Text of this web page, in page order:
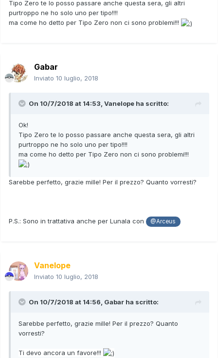
Tipo Zero te lo posso passare anche questa sera, gli altri
purtroppo ne ho solo uno per tipo!!!!
ma come ho detto per Tipo Zero non ci sono problemi!!!
Gabar
Inviato 10 luglio, 2018
On 10/7/2018 at 14:53, Vanelope ha scritto:
Ok!
Tipo Zero te lo posso passare anche questa sera, gli altri
purtroppo ne ho solo uno per tipo!!!!
ma come ho detto per Tipo Zero non ci sono problemi!!!
Sarebbe perfetto, grazie mille! Per il prezzo? Quanto vorresti?
P.S.: Sono in trattativa anche per Lunala con @Arceus
Vanelope
Inviato 10 luglio, 2018
On 10/7/2018 at 14:56, Gabar ha scritto:
Sarebbe perfetto, grazie mille! Per il prezzo? Quanto
vorresti?
Ti devo ancora un favore!!!